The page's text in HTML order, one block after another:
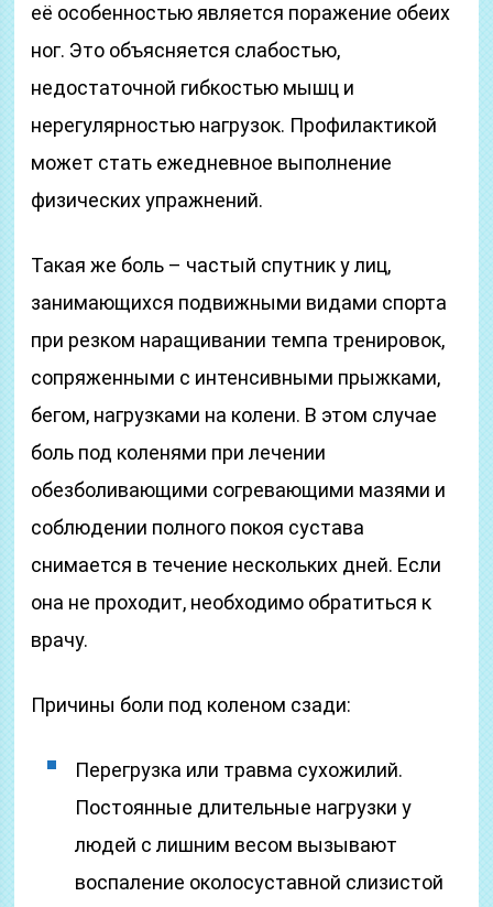
её особенностью является поражение обеих
ног. Это объясняется слабостью,
недостаточной гибкостью мышц и
нерегулярностью нагрузок. Профилактикой
может стать ежедневное выполнение
физических упражнений.
Такая же боль – частый спутник у лиц,
занимающихся подвижными видами спорта
при резком наращивании темпа тренировок,
сопряженными с интенсивными прыжками,
бегом, нагрузками на колени. В этом случае
боль под коленями при лечении
обезболивающими согревающими мазями и
соблюдении полного покоя сустава
снимается в течение нескольких дней. Если
она не проходит, необходимо обратиться к
врачу.
Причины боли под коленом сзади:
Перегрузка или травма сухожилий.
Постоянные длительные нагрузки у
людей с лишним весом вызывают
воспаление околосуставной слизистой